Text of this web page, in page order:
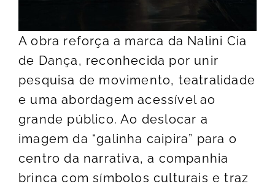
A obra reforça a marca da Nalini Cia
de Dança, reconhecida por unir
pesquisa de movimento, teatralidade
e uma abordagem acessível ao
grande público. Ao deslocar a
imagem da “galinha caipira” para o
centro da narrativa, a companhia
brinca com símbolos culturais e traz